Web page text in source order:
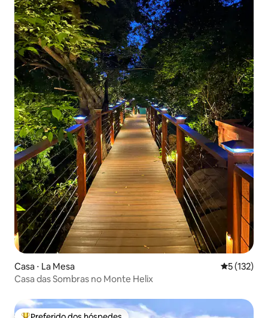
Casa ⋅ La Mesa 5 de uma
5 (132)
Casa das Sombras no Monte Helix